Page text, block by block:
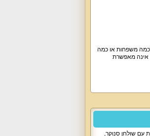
לכמה משפחות או כמה
אינה מאפשרת
עם שולחן סנוקר,